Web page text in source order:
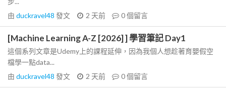
由 duckravel48 發文 2 天前 0個留言
[Machine Learning A-Z [2026] ] 學習筆記 Day1
這個系列文章是Udemy上的課程延伸，因為我個人想趁著育嬰假空
檔學一點data...
由 duckravel48 發文 2 天前 0個留言